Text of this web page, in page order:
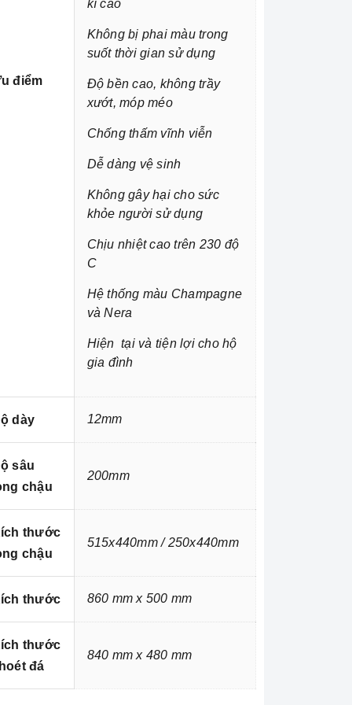
điểm
kì cao
Không bị phai màu trong
suốt thời gian sử dụng
Độ bền cao, không trầy
xướt, móp méo
Chống thấm vĩnh viễn
Dễ dàng vệ sinh
Không gây hại cho sức
khỏe người sử dụng
Chịu nhiệt cao trên 230 độ
C
Hệ thống màu Champagne
và Nera
Hiện tại và tiện lợi cho hộ
gia đình
dày 12mm
sâu
chậu
200mm
thước
chậu
515x440mm / 250x440mm
thước 860 mm x 500 mm
thước
đá
840 mm x 480 mm